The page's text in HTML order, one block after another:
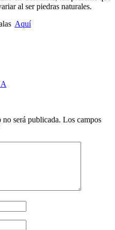
al ser piedras naturales.
Aquí
será publicada. Los campos